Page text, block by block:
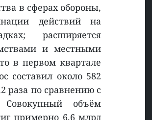
в сферах обороны,
действий на
расширяется
и местными
в первом квартале
составил около 582
раза по сравнению с
Совокупный объём
примерно 6,6 млрд